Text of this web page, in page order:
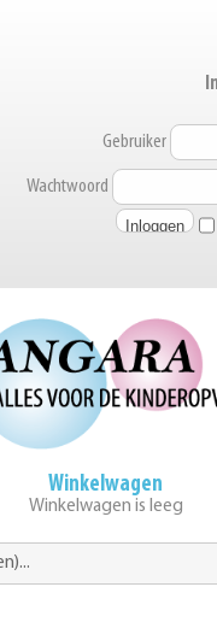
Gebruiker
Wachtwoord
Winkelwagen
Winkelwagen is leeg